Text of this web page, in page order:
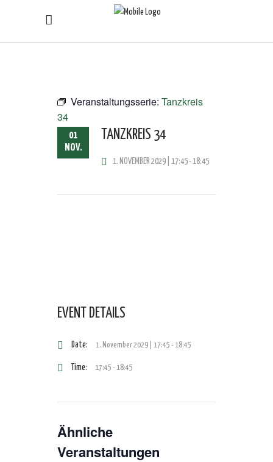
Veranstaltungsserie: Tanzkreis
34
01
NOV.
TANZKREIS 34
1. NOVEMBER 2029 | 17:45-18:45
EVENT DETAILS
Date: 1. November 2029 | 17:45 -18:45
Time: 17:45 - 18:45
Ähnliche
Veranstaltungen